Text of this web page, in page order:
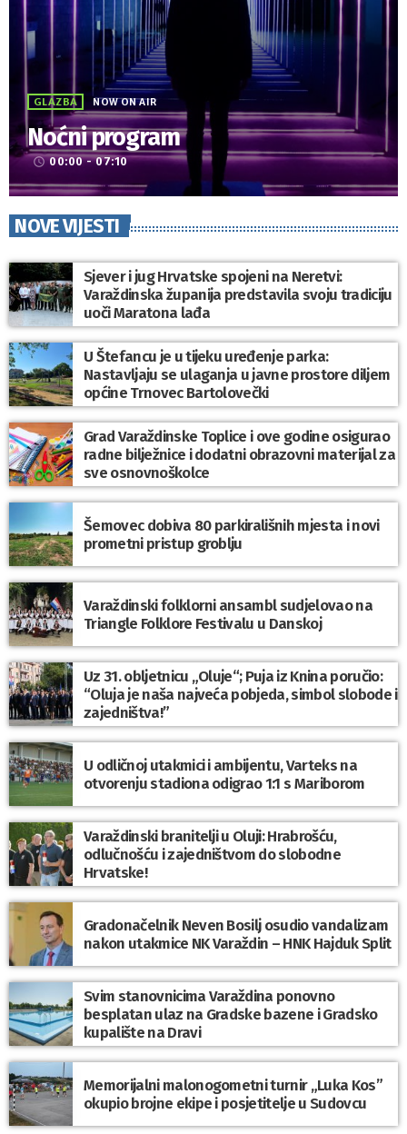
GLAZBA NOW ON AIR
Noćni program
access_time 00:00 - 07:10
NOVE VIJESTI
Sjever i jug Hrvatske spojeni na Neretvi:
Varaždinska županija predstavila svoju tradiciju
uoči Maratona lađa
U Štefancu je u tijeku uređenje parka:
Nastavljaju se ulaganja u javne prostore diljem
općine Trnovec Bartolovečki
Grad Varaždinske Toplice i ove godine osigurao
radne bilježnice i dodatni obrazovni materijal za
sve osnovnoškolce
Šemovec dobiva 80 parkirališnih mjesta i novi
prometni pristup groblju
Varaždinski folklorni ansambl sudjelovao na
Triangle Folklore Festivalu u Danskoj
Uz 31. obljetnicu „Oluje“; Puja iz Knina poručio:
“Oluja je naša najveća pobjeda, simbol slobode i
zajedništva!”
U odličnoj utakmici i ambijentu, Varteks na
otvorenju stadiona odigrao 1:1 s Mariborom
Varaždinski branitelji u Oluji: Hrabrošću,
odlučnošću i zajedništvom do slobodne
Hrvatske!
Gradonačelnik Neven Bosilj osudio vandalizam
nakon utakmice NK Varaždin – HNK Hajduk Split
Svim stanovnicima Varaždina ponovno
besplatan ulaz na Gradske bazene i Gradsko
kupalište na Dravi
Memorijalni malonogometni turnir „Luka Kos”
okupio brojne ekipe i posjetitelje u Sudovcu